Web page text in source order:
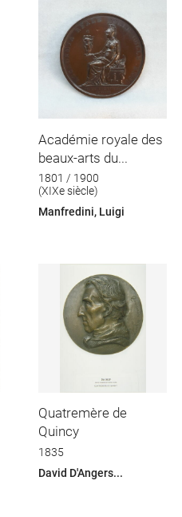
Académie royale des
beaux-arts du...
1801 / 1900
(XIXe siècle)
Manfredini, Luigi
Quatremère de
Quincy
1835
David D'Angers...